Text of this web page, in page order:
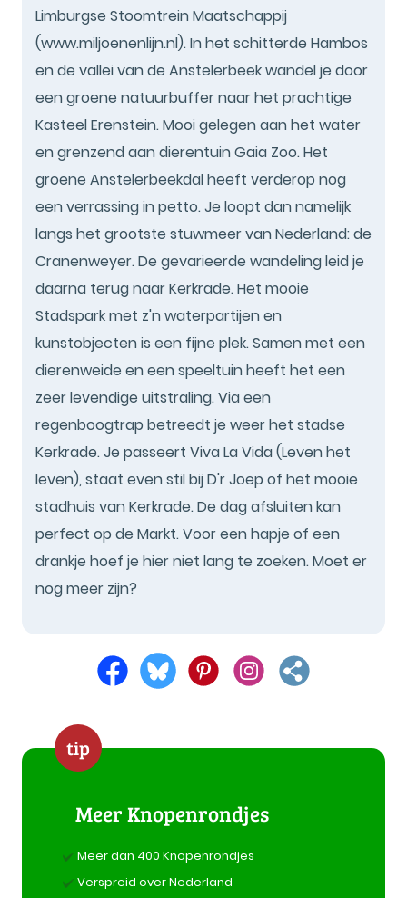
Limburgse Stoomtrein Maatschappij
(www.miljoenenlijn.nl). In het schitterde Hambos
en de vallei van de Anstelerbeek wandel je door
een groene natuurbuffer naar het prachtige
Kasteel Erenstein. Mooi gelegen aan het water
en grenzend aan dierentuin Gaia Zoo. Het
groene Anstelerbeekdal heeft verderop nog
een verrassing in petto. Je loopt dan namelijk
langs het grootste stuwmeer van Nederland: de
Cranenweyer. De gevarieerde wandeling leid je
daarna terug naar Kerkrade. Het mooie
Stadspark met z'n waterpartijen en
kunstobjecten is een fijne plek. Samen met een
dierenweide en een speeltuin heeft het een
zeer levendige uitstraling. Via een
regenboogtrap betreedt je weer het stadse
Kerkrade. Je passeert Viva La Vida (Leven het
leven), staat even stil bij D'r Joep of het mooie
stadhuis van Kerkrade. De dag afsluiten kan
perfect op de Markt. Voor een hapje of een
drankje hoef je hier niet lang te zoeken. Moet er
nog meer zijn?
tip
Meer Knopenrondjes
Meer dan 400 Knopenrondjes
Verspreid over Nederland